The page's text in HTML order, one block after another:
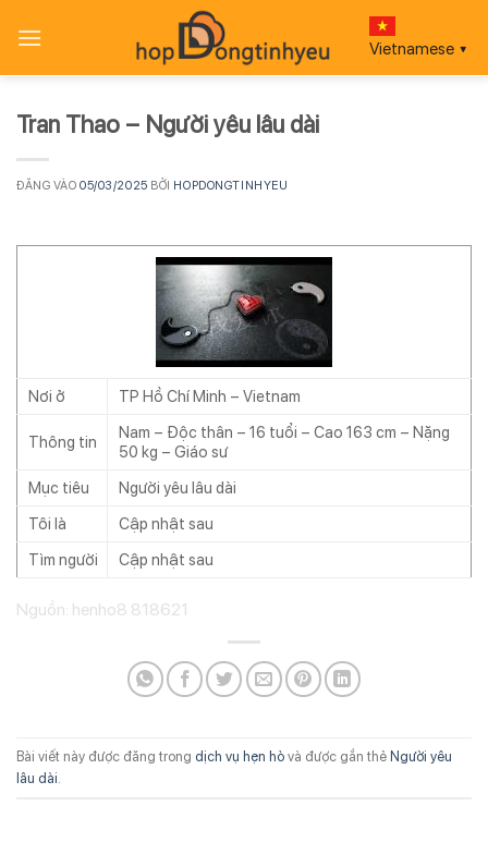
qua
Vietnamese ▼
Tran Thao – Người yêu lâu dài
ĐĂNG VÀO05/03/2025 BỞI HOPDONGTINHYEU
Nơi ở TP Hồ Chí Minh – Vietnam
Thông tin
Nam – Độc thân – 16 tuổi – Cao 163 cm – Nặng
50 kg – Giáo sư
Mục tiêu
Người yêu lâu dài
Tôi là
Cập nhật sau
Tìm người
Cập nhật sau
Nguồn: henho8 818621
Bài viết này được đăng trong dịch vụ hẹn hò và được gắn thẻ Người yêu
lâu dài